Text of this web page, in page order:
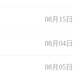
08月15日
08月04日
08月05日